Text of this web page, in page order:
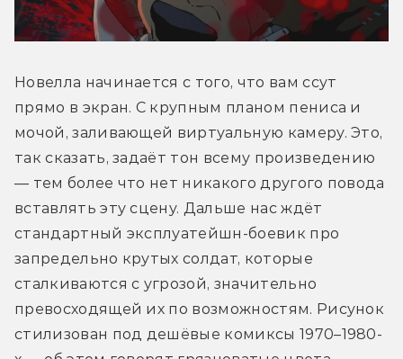
Новелла начинается с того, что вам ссут
прямо в экран. С крупным планом пениса и
мочой, заливающей виртуальную камеру. Это,
так сказать, задаёт тон всему произведению
— тем более что нет никакого другого повода
вставлять эту сцену. Дальше нас ждёт
стандартный эксплуатейшн-боевик про
запредельно крутых солдат, которые
сталкиваются с угрозой, значительно
превосходящей их по возможностям. Рисунок
стилизован под дешёвые комиксы 1970–1980-